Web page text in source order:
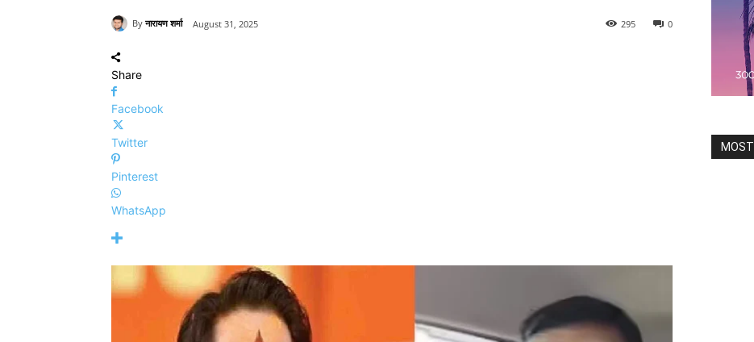
By नारायण शर्मा August 31, 2025 0
295
Share
Facebook
Twitter
Pinterest
WhatsApp